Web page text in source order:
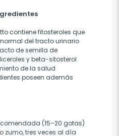
contiene fitosteroles que
del tracto urinario
de semilla de
y beta-sitosterol
de la salud
poseen además
(15–20 gotas)
zumo, tres veces al día